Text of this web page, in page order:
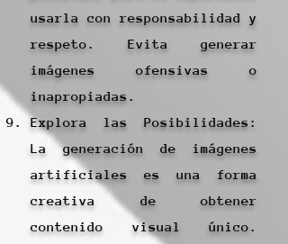
usarla con responsabilidad y
respeto. Evita generar
imágenes ofensivas o
inapropiadas.
Explora las Posibilidades:
La generación de imágenes
artificiales es una forma
creativa de obtener
contenido visual único.